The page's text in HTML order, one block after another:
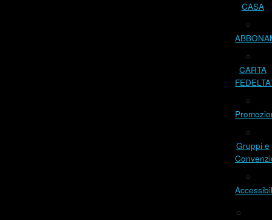
CASA
CARTA
FEDELTA’
Gruppi e